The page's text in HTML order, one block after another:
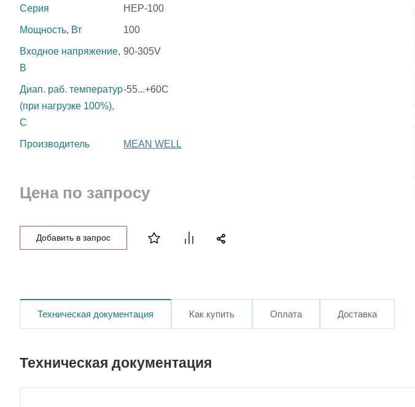
Серия HEP-100
Мощность, Вт 100
Входное напряжение,
В
90-305V
Диап. раб. температур
(при нагрузке 100%),
C
-55...+60С
Производитель MEAN WELL
Цена по запросу
Добавить в запрос
Техническая документация Как купить Оплата Доставка
Техническая документация